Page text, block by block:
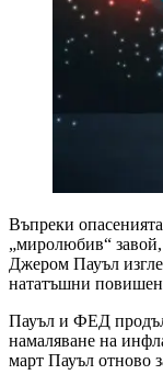
Въпреки
„миролюбив“ завой,
Джером Пауъл
нататъшни
Пауъл и ФЕД
намаляване на
март Пауъл отново